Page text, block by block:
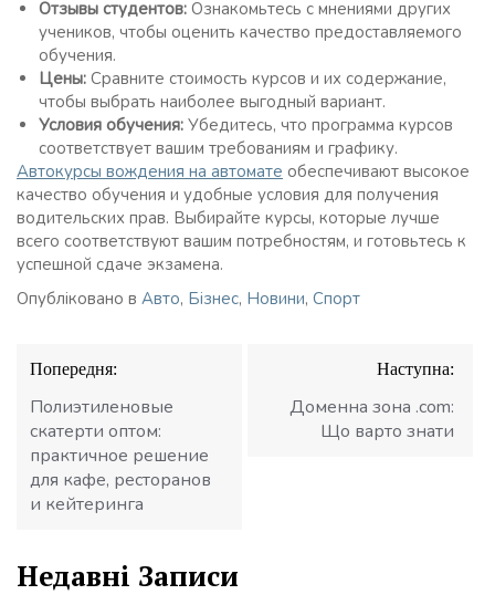
Отзывы студентов: Ознакомьтесь с мнениями других
учеников, чтобы оценить качество предоставляемого
обучения.
Цены: Сравните стоимость курсов и их содержание,
чтобы выбрать наиболее выгодный вариант.
Условия обучения: Убедитесь, что программа курсов
соответствует вашим требованиям и графику.
Автокурсы вождения на автомате обеспечивают высокое
качество обучения и удобные условия для получения
водительских прав. Выбирайте курсы, которые лучше
всего соответствуют вашим потребностям, и готовьтесь к
успешной сдаче экзамена.
Опубліковано в Авто, Бізнес, Новини, Спорт
Навігація
записів
Попередня:
Полиэтиленовые
скатерти оптом:
практичное решение
для кафе, ресторанов
и кейтеринга
Наступна:
Доменна зона .com:
Що варто знати
Недавні Записи